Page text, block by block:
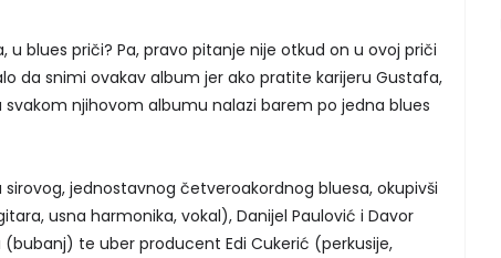
u blues priči? Pa, pravo pitanje nije otkud on u ovoj priči
da snimi ovakav album jer ako pratite karijeru Gustafa,
njihovom albumu nalazi barem po jedna blues
sirovog, jednostavnog četveroakordnog bluesa, okupivši
usna harmonika, vokal), Danijel Paulović i Davor
te uber producent Edi Cukerić (perkusije,